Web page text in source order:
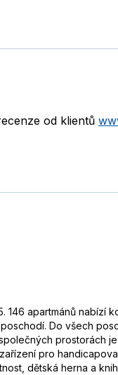
od klientů
apartmánů
Do všech
prostorách
pro
dětská herna a